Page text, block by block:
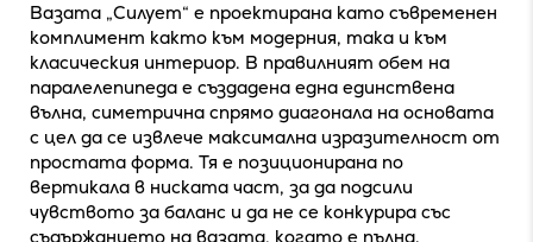
Вазата „Силует“ е проектирана като съвременен
комплимент както към модерния, така и към
класическия интериор. В правилният обем на
паралелепипеда е създадена една единствена
вълна, симетрична спрямо диагонала на основата
с цел да се извлече максимална изразителност от
простата форма. Тя е позиционирана по
вертикала в ниската част, за да подсили
чувството за баланс и да не се конкурира със
съдържанието на вазата, когато е пълна.